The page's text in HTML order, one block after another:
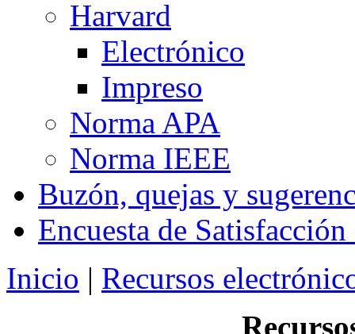
Harvard
Electrónico
Impreso
Norma APA
Norma IEEE
Buzón, quejas y
Encuesta de
Inicio | Recursos